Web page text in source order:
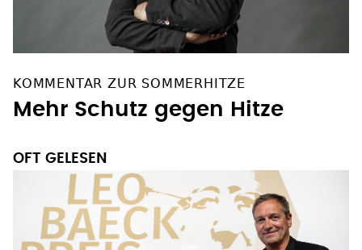
KOMMENTAR ZUR SOMMERHITZE
Mehr Schutz gegen Hitze
OFT GELESEN